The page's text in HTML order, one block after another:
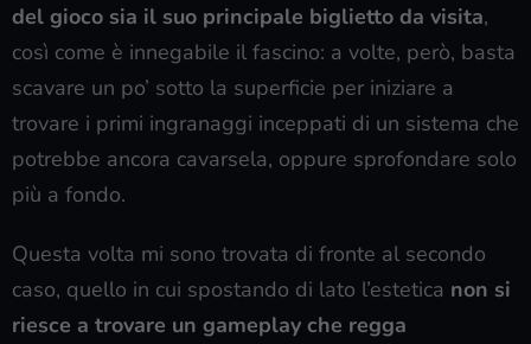
del gioco sia il suo principale biglietto da visita,
così come è innegabile il fascino: a volte, però, basta
scavare un po’ sotto la superficie per iniziare a
trovare i primi ingranaggi inceppati di un sistema che
potrebbe ancora cavarsela, oppure sprofondare solo
più a fondo.
Questa volta mi sono trovata di fronte al secondo
caso, quello in cui spostando di lato l’estetica non si
riesce a trovare un gameplay che regga